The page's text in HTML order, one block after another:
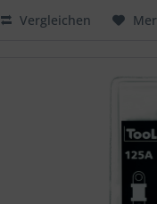
Vergleichen